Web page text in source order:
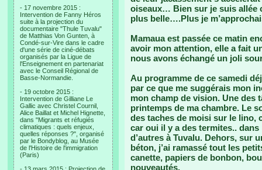
- 17 novembre 2015 :
Intervention de Fanny Héros
suite à la projection du
documentaire "Thule Tuvalu"
de Matthias Von Gunten, à
Condé-sur-Vire dans le cadre
d'une série de ciné-débats
organisés par la Ligue de
l'Enseignement en partenariat
avec le Conseil Régional de
Basse-Normandie.
- 19 octobre 2015 :
Intervention de Gilliane Le
Gallic avec Christel Cournil,
Alice Baillat et Michel Hignette,
dans "Migrants et réfugiés
climatiques : quels enjeux,
quelles réponses ?", organisé
par le Bondyblog, au Musée
de l'Histoire de l'immigration
(Paris)
oiseaux… Bien sur je suis allée
plus belle….Plus je
Mamaua est passée ce matin
avoir mon attention, elle a fait
nous avons échangé un joli
Au programme de ce samedi
par ce que me suggérais mon
mon champ de vision. Une des
printemps de ma chambre. Le
des taches de moisi sur le lino,
car oui il y a des termites..
d’autres à Tuvalu. Dehors, sur
béton, j’ai ramassé tout les
canette, papiers de bonbon,
nouveautés.